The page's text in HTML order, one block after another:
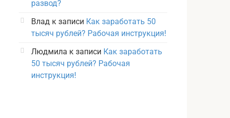
развод?
Влад к записи Как заработать 50
тысяч рублей? Рабочая инструкция!
Людмила к записи Как заработать
50 тысяч рублей? Рабочая
инструкция!